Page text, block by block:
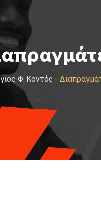
Φ. Κοντός -